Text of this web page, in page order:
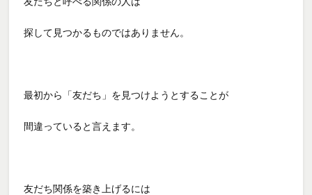
探して見つかるものではありません。
最初から「友だち」を見つけようとすることが
間違っていると言えます。
友だち関係を築き上げるには